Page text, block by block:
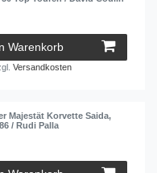
Warenkorb
Versandkosten
Majestät Korvette Saida,
/ Rudi Palla